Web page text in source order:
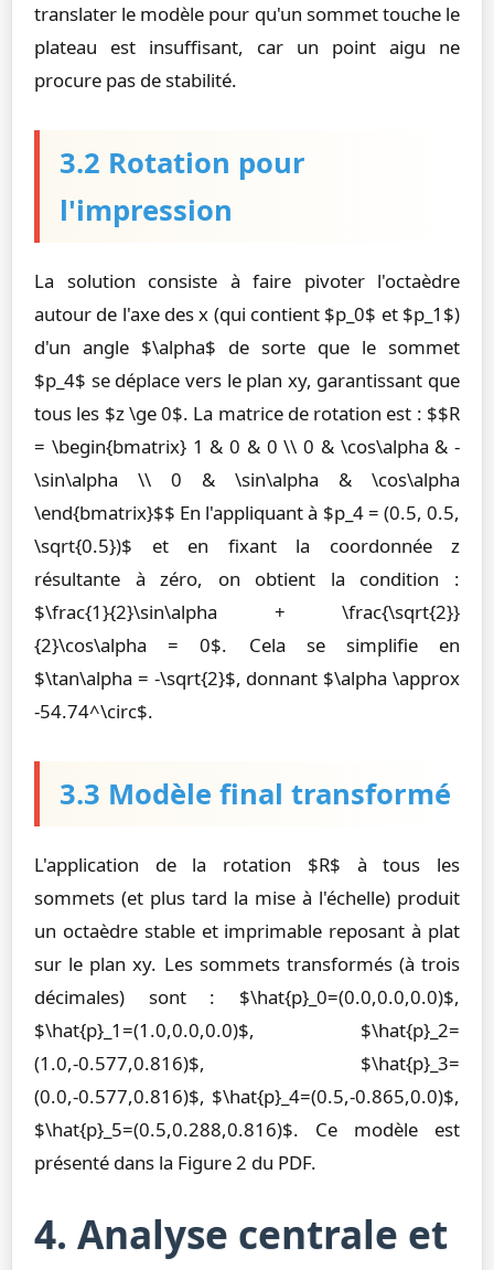
translater le modèle pour qu'un sommet touche le
plateau est insuffisant, car un point aigu ne
procure pas de stabilité.
3.2 Rotation pour
l'impression
La solution consiste à faire pivoter l'octaèdre
autour de l'axe des x (qui contient $p_0$ et $p_1$)
d'un angle $\alpha$ de sorte que le sommet
$p_4$ se déplace vers le plan xy, garantissant que
tous les $z \ge 0$. La matrice de rotation est : $$R
= \begin{bmatrix} 1 & 0 & 0 \\ 0 & \cos\alpha & -
\sin\alpha \\ 0 & \sin\alpha & \cos\alpha
\end{bmatrix}$$ En l'appliquant à $p_4 = (0.5, 0.5,
\sqrt{0.5})$ et en fixant la coordonnée z
résultante à zéro, on obtient la condition :
$\frac{1}{2}\sin\alpha + \frac{\sqrt{2}}
{2}\cos\alpha = 0$. Cela se simplifie en
$\tan\alpha = -\sqrt{2}$, donnant $\alpha \approx
-54.74^\circ$.
3.3 Modèle final transformé
L'application de la rotation $R$ à tous les
sommets (et plus tard la mise à l'échelle) produit
un octaèdre stable et imprimable reposant à plat
sur le plan xy. Les sommets transformés (à trois
décimales) sont : $\hat{p}_0=(0.0,0.0,0.0)$,
$\hat{p}_1=(1.0,0.0,0.0)$, $\hat{p}_2=
(1.0,-0.577,0.816)$, $\hat{p}_3=
(0.0,-0.577,0.816)$, $\hat{p}_4=(0.5,-0.865,0.0)$,
$\hat{p}_5=(0.5,0.288,0.816)$. Ce modèle est
présenté dans la Figure 2 du PDF.
4. Analyse centrale et